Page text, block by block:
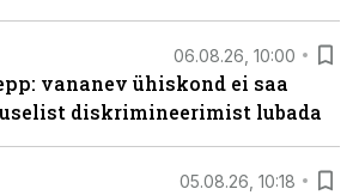
06.08.26, 10:00
vananev ühiskond ei saa
diskrimineerimist lubada
05.08.26, 10:18